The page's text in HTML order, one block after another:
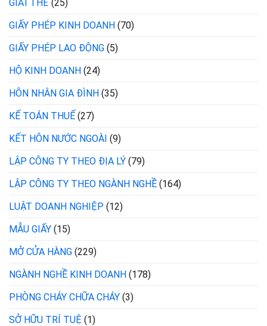
GIẢI THỂ (25)
GIẤY PHÉP KINH DOANH (70)
GIẤY PHÉP LAO ĐỘNG (5)
HỘ KINH DOANH (24)
HÔN NHÂN GIA ĐÌNH (35)
KẾ TOÁN THUẾ (27)
KẾT HÔN NƯỚC NGOÀI (9)
LẬP CÔNG TY THEO ĐỊA LÝ (79)
LẬP CÔNG TY THEO NGÀNH NGHỀ (164)
LUẬT DOANH NGHIỆP (12)
MẪU GIẤY (15)
MỞ CỬA HÀNG (229)
NGÀNH NGHỀ KINH DOANH (178)
PHÒNG CHÁY CHỮA CHÁY (3)
SỞ HỮU TRÍ TUỆ (1)